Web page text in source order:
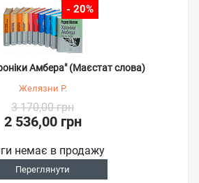
- 20%
Амбера" (Маєстат слова)
Желязни Р.
3 170,00 грн
2 536,00 грн
немає в продажу
Переглянути